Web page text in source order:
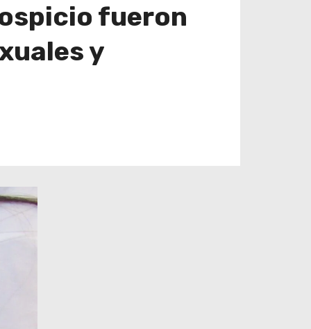
fueron
y